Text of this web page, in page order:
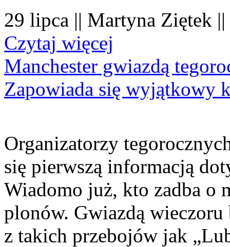
29 lipca || Martyna Ziętek
Czytaj więcej
Manchester gwiazdą
Zapowiada się wyjątkowy
Organizatorzy
się pierwszą informacją
Wiadomo już, kto zadba o
plonów. Gwiazdą wieczoru
z takich przebojów jak